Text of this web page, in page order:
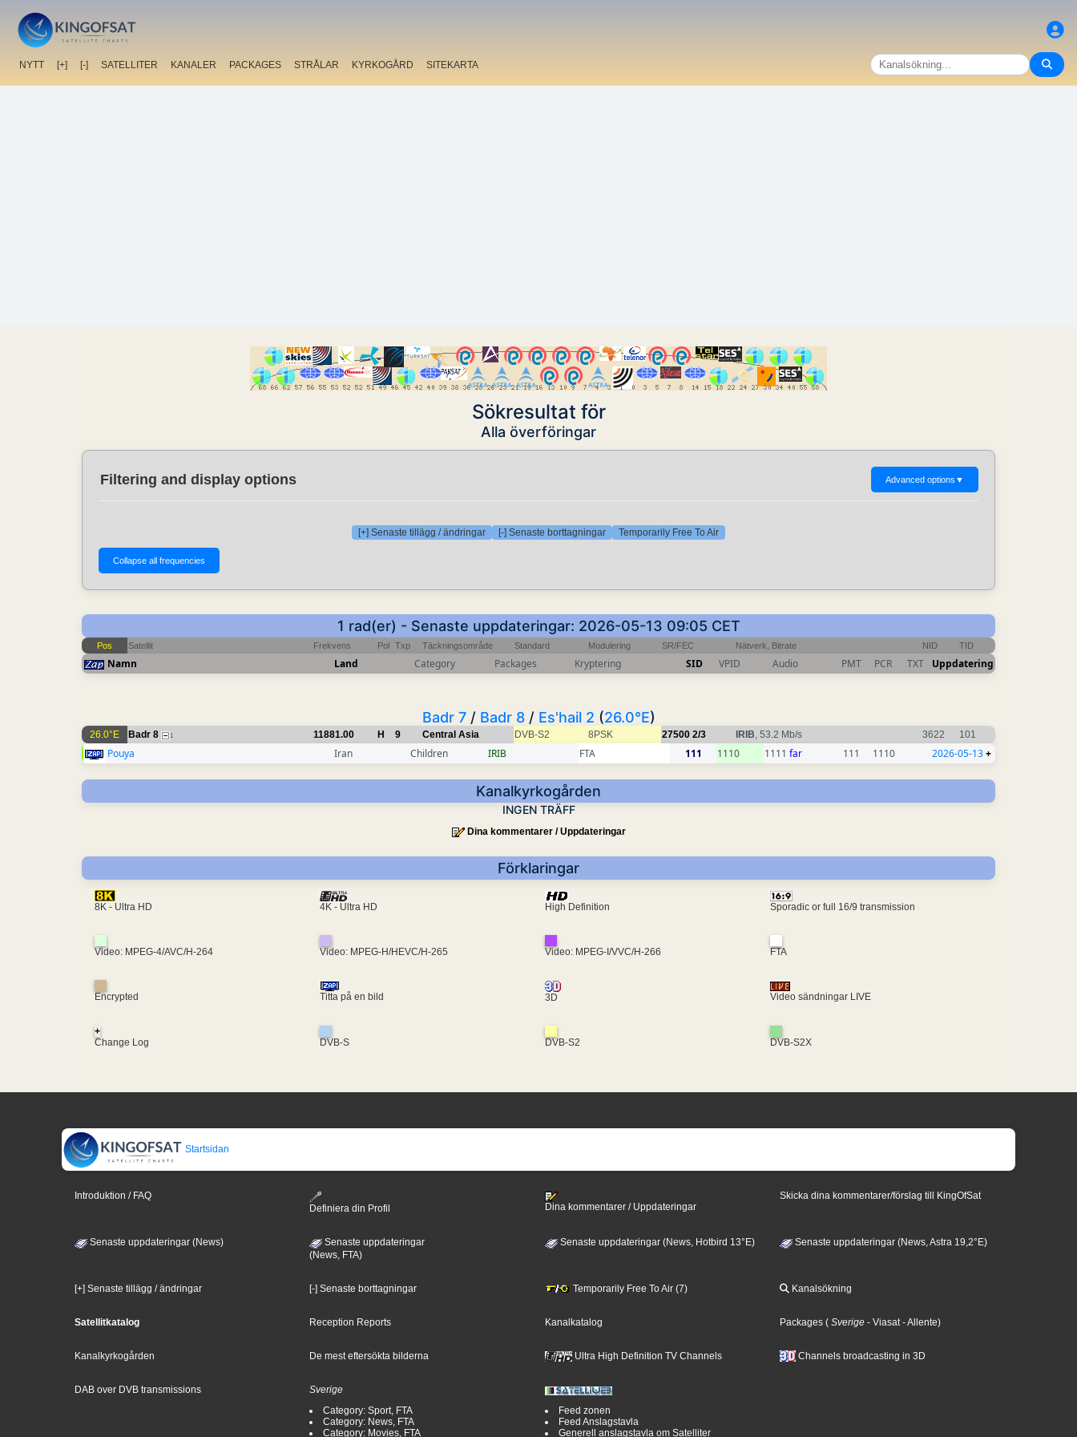
NYTT [+] [-] SATELLITER KANALER PACKAGES STRÅLAR KYRKOGÅRD SITEKARTA
Sökresultat för
Alla överföringar
Filtering and display options Advanced options ▼
[+] Senaste tillägg / ändringar [-] Senaste borttagningar Temporarily Free To Air
1 rad(er) - Senaste uppdateringar: 2026-05-13 09:05 CET
Pos Satellit Frekvens Pol Txp Täckningsområde Standard Modulering SR/FEC Nätverk, Bitrate NID TID
Namn Land Category Packages Kryptering SID VPID Audio PMT PCR TXT Uppdatering
Badr 7/ Badr 8/ Es'hail 2 (26.0°E)
26.0°E Badr 8 1 11881.00 H 9 Central Asia DVB-S2 8PSK 27500 2/3 IRIB, 53.2 Mb/s 3622 101
Pouya Iran Children IRIB FTA 111 1110 1111 far 111 1110 2026-05-13+
Kanalkyrkogården
INGEN TRÄFF
Dina kommentarer / Uppdateringar
Förklaringar
8K - Ultra HD 4K - Ultra HD High Definition Sporadic or full 16/9 transmission
Video: MPEG-4/AVC/H-264 Video: MPEG-H/HEVC/H-265 Video: MPEG-I/VVC/H-266 FTA
Encrypted Titta på en bild 3D Video sändningar LIVE
+
Change Log
DVB-S DVB-S2 DVB-S2X
Startsidan
Introduktion / FAQ
Definiera din Profil
Dina kommentarer / Uppdateringar
Skicka dina kommentarer/förslag till KingOfSat
Senaste uppdateringar (News)
Senaste uppdateringar
(News, FTA)
Senaste uppdateringar (News, Hotbird 13°E) Senaste uppdateringar (News, Astra 19,2°E)
[+] Senaste tillägg / ändringar [-] Senaste borttagningar Temporarily Free To Air (7) Kanalsökning
Satellitkatalog Reception Reports Kanalkatalog Packages ( Sverige - Viasat - Allente)
Kanalkyrkogården De mest eftersökta bilderna Ultra High Definition TV Channels Channels broadcasting in 3D
DAB over DVB transmissions
Sverige
Category: Sport, FTA
Category: News, FTA
Category: Movies, FTA
Feed zonen
Feed Anslagstavla
Generell anslagstavla om Satelliter